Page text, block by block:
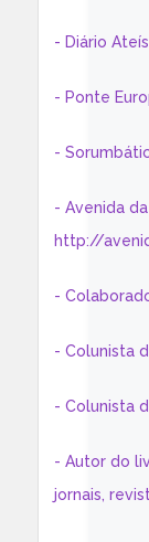
- Diário
- Ponte
-
- Avenida
http://
-
- Colunista
- Colunista
- Autor do
jornais,